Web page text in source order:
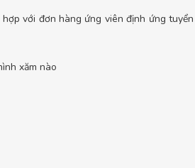
với đơn hàng ứng viên định ứng tuyển
xăm nào